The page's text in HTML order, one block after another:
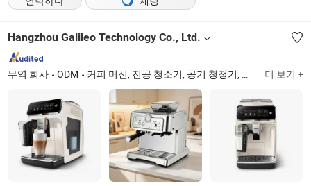
Hangzhou Galileo Technology Co., Ltd.
무역 회사 ODM 커피 머신, 진공 청소기, 공기 청정기, 다리미, 의류 스팀기, 바닥 세척기, 가습기, 에어 프라이어 더 보기 +